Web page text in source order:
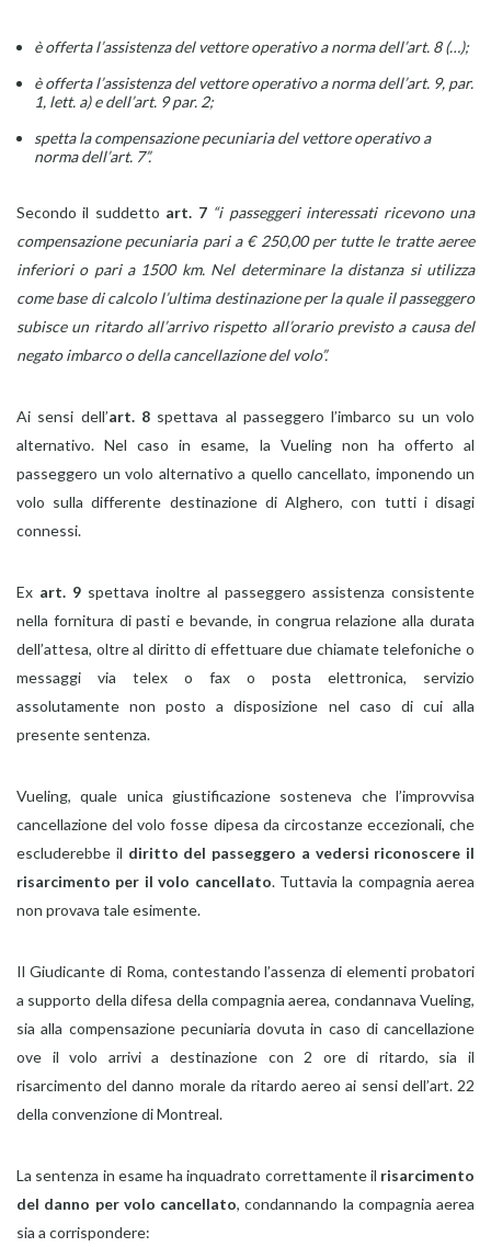
è offerta l’assistenza del vettore operativo a norma dell’art. 8 (…);
è offerta l’assistenza del vettore operativo a norma dell’art. 9, par.
1, lett. a) e dell’art. 9 par. 2;
spetta la compensazione pecuniaria del vettore operativo a
norma dell’art. 7”.
Secondo il suddetto art. 7 “i passeggeri interessati ricevono una
compensazione pecuniaria pari a € 250,00 per tutte le tratte aeree
inferiori o pari a 1500 km. Nel determinare la distanza si utilizza
come base di calcolo l’ultima destinazione per la quale il passeggero
subisce un ritardo all’arrivo rispetto all’orario previsto a causa del
negato imbarco o della cancellazione del volo”.
Ai sensi dell’art. 8 spettava al passeggero l’imbarco su un volo
alternativo. Nel caso in esame, la Vueling non ha offerto al
passeggero un volo alternativo a quello cancellato, imponendo un
volo sulla differente destinazione di Alghero, con tutti i disagi
connessi.
Ex art. 9 spettava inoltre al passeggero assistenza consistente
nella fornitura di pasti e bevande, in congrua relazione alla durata
dell’attesa, oltre al diritto di effettuare due chiamate telefoniche o
messaggi via telex o fax o posta elettronica, servizio
assolutamente non posto a disposizione nel caso di cui alla
presente sentenza.
Vueling, quale unica giustificazione sosteneva che l’improvvisa
cancellazione del volo fosse dipesa da circostanze eccezionali, che
escluderebbe il diritto del passeggero a vedersi riconoscere il
risarcimento per il volo cancellato. Tuttavia la compagnia aerea
non provava tale esimente.
Il Giudicante di Roma, contestando l’assenza di elementi probatori
a supporto della difesa della compagnia aerea, condannava Vueling,
sia alla compensazione pecuniaria dovuta in caso di cancellazione
ove il volo arrivi a destinazione con 2 ore di ritardo, sia il
risarcimento del danno morale da ritardo aereo ai sensi dell’art. 22
della convenzione di Montreal.
La sentenza in esame ha inquadrato correttamente il risarcimento
del danno per volo cancellato, condannando la compagnia aerea
sia a corrispondere: